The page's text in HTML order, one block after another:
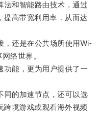
和智能路由技术，通过
提高带宽利用率，从而达
还是在公共场所使用Wi-
络世界。
能，更为用户提供了一
的加速节点，还可以选
跨境游戏或观看海外视频